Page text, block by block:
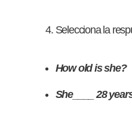
Selecciona la
How old is she?
She____ 28